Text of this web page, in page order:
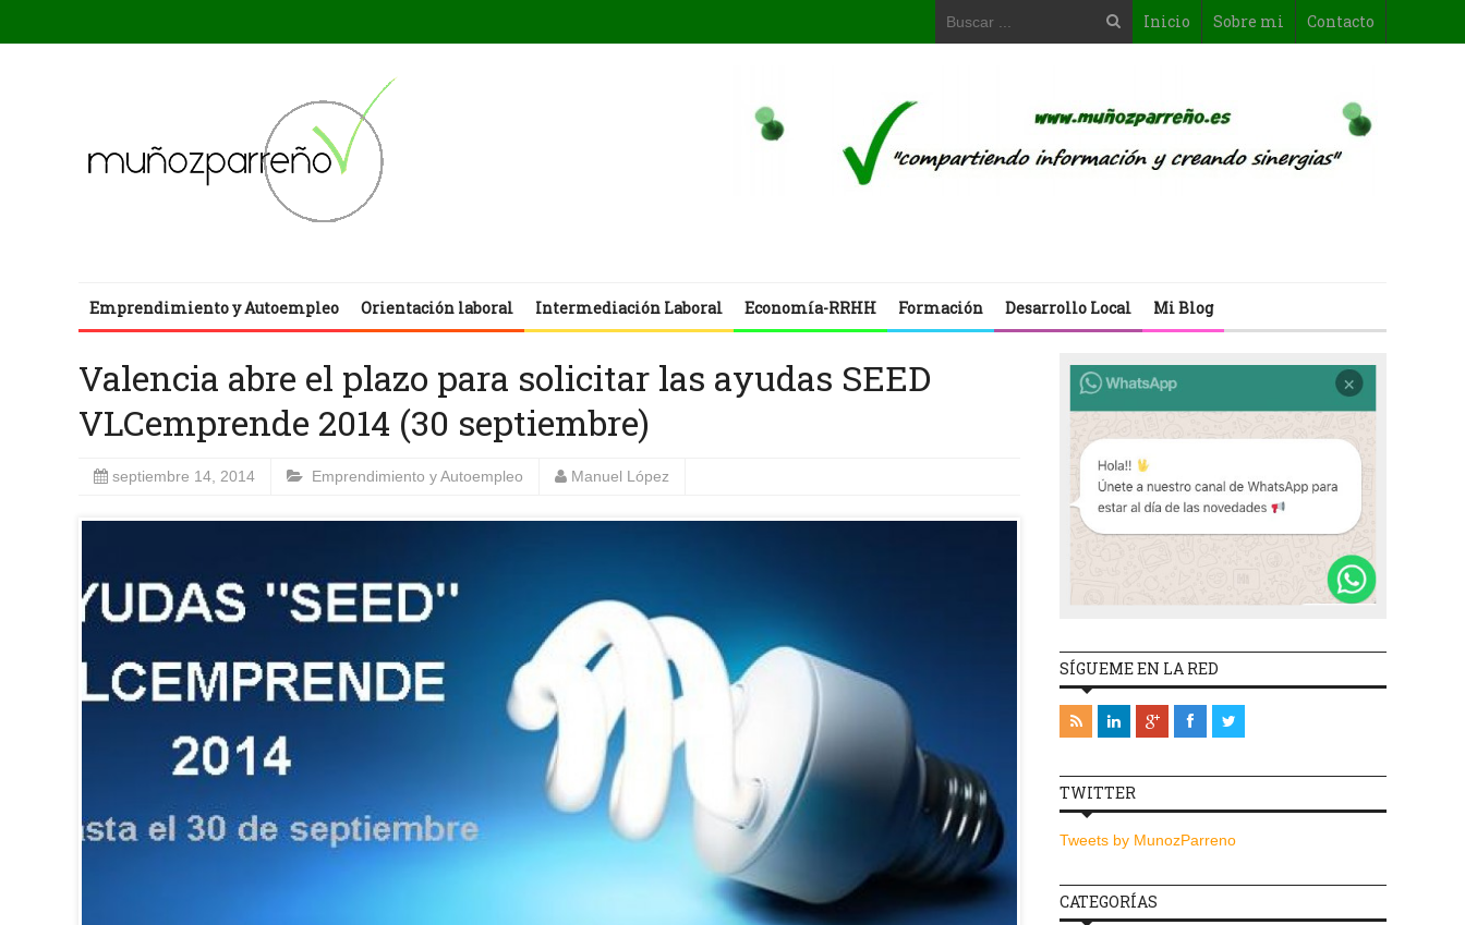
Inicio Sobre mi Contacto
Emprendimiento y Autoempleo Orientación laboral Intermediación Laboral Economía-RRHH Formación Desarrollo Local Mi Blog
Valencia abre el plazo para solicitar las ayudas SEED
VLCemprende 2014 (30 septiembre)
septiembre 14, 2014 Emprendimiento y Autoempleo Manuel López
SÍGUEME EN LA RED
TWITTER
Tweets by MunozParreno
CATEGORÍAS